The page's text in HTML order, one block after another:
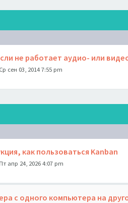
не работает аудио- или
сен 03, 2014 7:55 pm
как пользоваться Kanban
апр 24, 2026 4:07 pm
с одного компьютера на